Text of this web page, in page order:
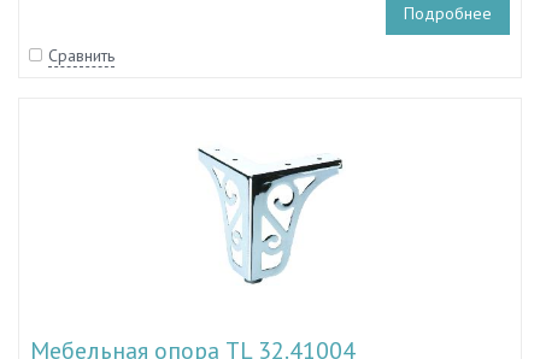
Подробнее
Сравнить
Мебельная опора TL 32.41004